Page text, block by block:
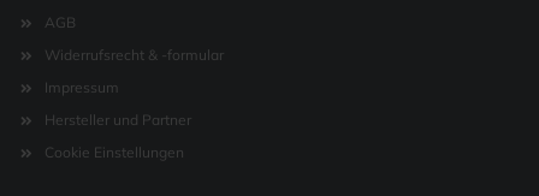
AGB
Widerrufsrecht & -formular
Impressum
Hersteller und Partner
Cookie Einstellungen